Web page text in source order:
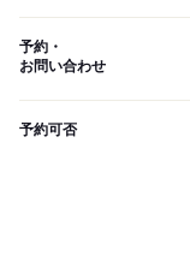
予約・
お問い合わせ
予約可否